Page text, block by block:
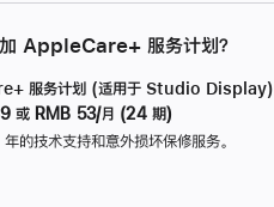
AppleCare+ 服务计划？
服务计划 (适用于 Studio Display)
或 RMB 53/月 (24 期)
的技术支持和意外损坏保修服务。